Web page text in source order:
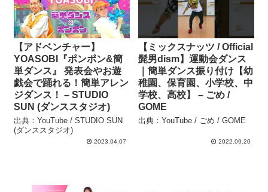
【アドベンチャー】
YOASOBI『ポンポン&簡
単ダンス』 発表会やお遊
戯会で踊れる！簡単アレン
ジダンス！ – STUDIO
SUN (ダンススタジオ)
出典：YouTube / STUDIO SUN
(ダンススタジオ)
2023.04.07
【ミックスナッツ / Official
髭男dism】運動会ダンス
｜簡単ダンス振り付け【幼
稚園、保育園、小学校、中
学校、高校】 – ごめ /
GOME
出典：YouTube / ごめ / GOME
2022.09.20